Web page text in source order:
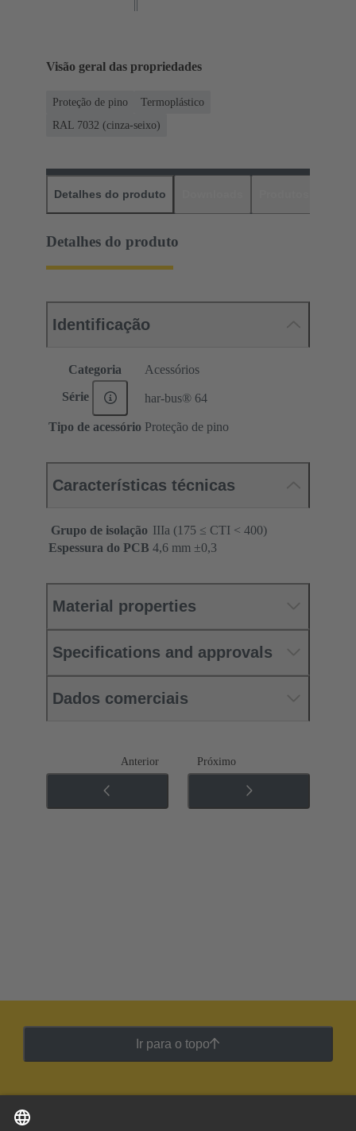
Visão geral das propriedades
Proteção de pino
Termoplástico
RAL 7032 (cinza-seixo)
Detalhes do produto
Detalhes do produto
Identificação
Categoria Acessórios
Série har-bus® 64
Tipo de acessório Proteção de pino
Características técnicas
Grupo de isolação IIIa (175 ≤ CTI < 400)
Espessura do PCB ‌4,6 mm ±0,3 ‌
Material properties
Specifications and approvals
Dados comerciais
Anterior Próximo
Ir para o topo